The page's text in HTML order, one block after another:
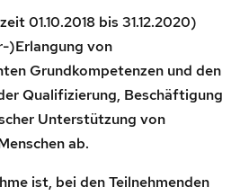
01.10.2018 bis 31.12.2020)
)Erlangung von
Grundkompetenzen und den
Qualifizierung, Beschäftigung
Unterstützung von
ab.
ist, bei den Teilnehmenden